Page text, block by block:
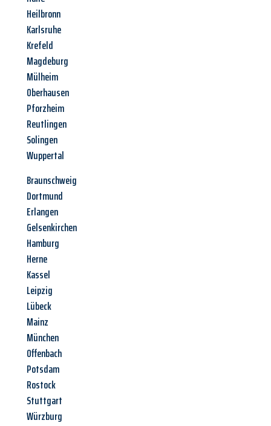
Heilbronn
Karlsruhe
Krefeld
Magdeburg
Mülheim
Oberhausen
Pforzheim
Reutlingen
Solingen
Wuppertal
Braunschweig
Dortmund
Erlangen
Gelsenkirchen
Hamburg
Herne
Kassel
Leipzig
Lübeck
Mainz
München
Offenbach
Potsdam
Rostock
Stuttgart
Würzburg